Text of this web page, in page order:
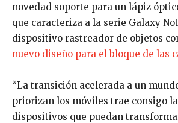
novedad soporte para un lápiz
que caracteriza a la serie Galaxy
dispositivo rastreador de objetos
nuevo diseño para el bloque de las
“La transición acelerada a un
priorizan los móviles trae consigo
dispositivos que puedan